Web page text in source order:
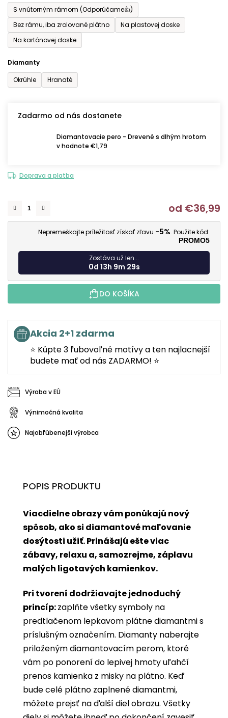
S vnútorným rámom (Odporúčame👍)
Bez rámu, iba zrolované plátno
Na plastovej doske
Na kartónovej doske
Diamanty
Okrúhle
Hranaté
Zadarmo od nás dostanete
Diamantovacie pero - Drevené s dlhým hrotom
v hodnote €1,79
Doprava a platba
od €36,99
Nepremeškajte príležitosť získať zľavu -5%. Použite kód:
PROMO5
Zostáva už len...
0d 13h 9m 28s
DO KOŠÍKA
Akcia 2+1 zdarma
⭐ Kúpte 3 ľubovoľné motívy a ten najlacnejší
budete mať od nás ZADARMO! ⭐
Výroba v EÚ
Výnimočná kvalita
Najobľúbenejší výrobca
POPIS PRODUKTU
Viacdielne obrazy vám ponúkajú nový
spôsob, ako si diamantové maľovanie
dosýtosti užiť. Prinášajú ešte viac
zábavy, relaxu a, samozrejme, záplavu
malých ligotavých kamienkov.
Pri tvorení dodržiavajte jednoduchý
princíp:zaplňte všetky symboly na
predtlačenom lepkavom plátne diamantmi s
príslušným označením. Diamanty naberajte
priloženým diamantovacím perom, ktoré
vám po ponorení do lepivej hmoty uľahčí
prenos kamienka z misky na plátno. Keď
bude celé plátno zaplnené diamantmi,
môžete prejsť na ďalší diel obrazu. Všetky